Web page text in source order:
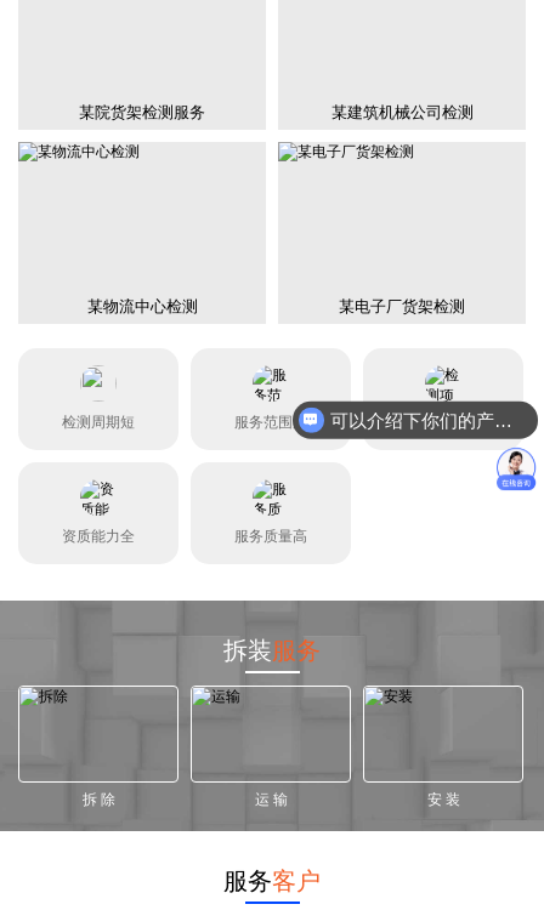
某院货架检测服务 某建筑机械公司检测
某物流中心检测 某电子厂货架检测
检测周期短 服务范围广 检测项目全
资质能力全 服务质量高
拆装服务
拆 除 运 输 安 装
服务客户
可以介绍下你们的产品么？